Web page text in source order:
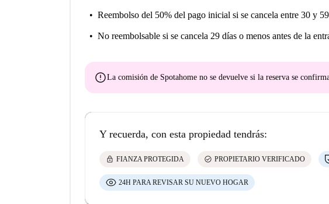
Reembolso del 50% del pago inicial si se cancela entre 30 y
No reembolsable si se cancela 29 días o menos antes de la
errorLa comisión de Spotahome no se devuelve si la reserva se
Y recuerda, con esta propiedad tendrás:
lock FIANZA PROTEGIDA check_circle PROPIETARIO VERIFICADO
24H PARA REVISAR SU NUEVO HOGAR